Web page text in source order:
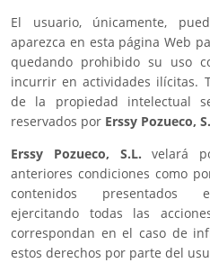
El usuario, únicamente,
aparezca en esta página Web
quedando prohibido su uso
incurrir en actividades ilícitas.
de la propiedad intelectual
reservados por Erssy Pozueco,
Erssy Pozueco, S.L. velará
anteriores condiciones como
contenidos
ejercitando todas las
correspondan en el caso de
estos derechos por parte del